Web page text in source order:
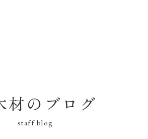
材のブログ
staff blog